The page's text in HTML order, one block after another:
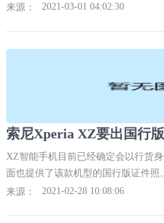
手机的好点问题，许多商家可以说是
来源： 2021-03-01 04:02:30
索尼Xperia XZ要出国行
XZ智能手机目前已经确定会以行货
面也提供了该款机型的国行版证件照
来源：
2021-02-28 10:08:06